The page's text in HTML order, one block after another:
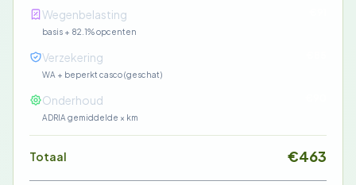
Wegenbelasting
basis + 82.1% opcenten
Verzekering
WA + beperkt casco (geschat)
Onderhoud
ADRIA gemiddelde × km
Totaal €463